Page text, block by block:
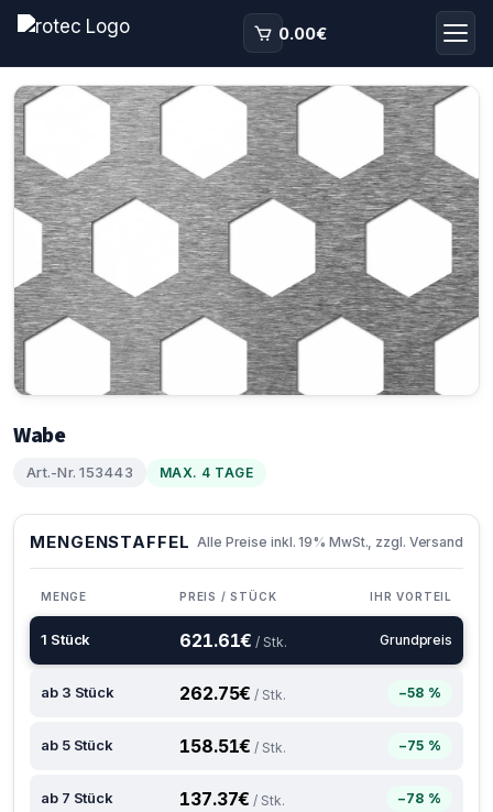
0.00€
Wabe
Art.-Nr. 153443 MAX. 4 TAGE
MENGENSTAFFEL Alle Preise inkl. 19% MwSt., zzgl. Versand
MENGE PREIS / STÜCK IHR VORTEIL
1 Stück 621.61€ / Stk. Grundpreis
ab 3 Stück 262.75€ / Stk. −58 %
ab 5 Stück 158.51€ / Stk. −75 %
ab 7 Stück 137.37€ / Stk. −78 %